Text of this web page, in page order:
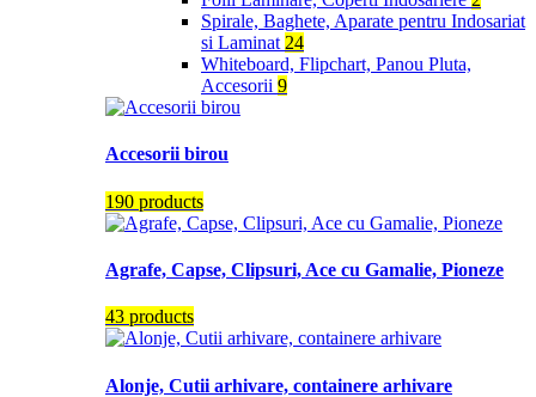
Spirale, Baghete, Aparate pentru Indosariat
si Laminat 24
Whiteboard, Flipchart, Panou Pluta,
Accesorii 9
Accesorii birou
190 products
Agrafe, Capse, Clipsuri, Ace cu Gamalie, Pioneze
43 products
Alonje, Cutii arhivare, containere arhivare